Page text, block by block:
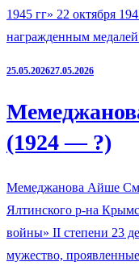
1945 гг» 22 октября
награжденным
25.05.202627.05.2026
(1924 — ?)
Мемеджанова Айше
Ялтинского р-на
войны» II степени 23
мужество,